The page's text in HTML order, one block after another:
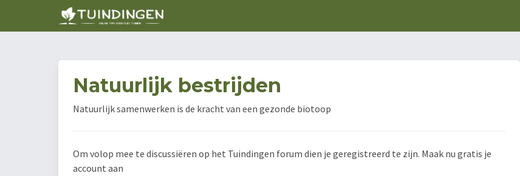
Natuurlijk bestrijden
Natuurlijk samenwerken is de kracht van een gezonde biotoop
Om volop mee te discussiëren op het Tuindingen forum dien je geregistreerd te zijn. Maak nu gratis je
account aan